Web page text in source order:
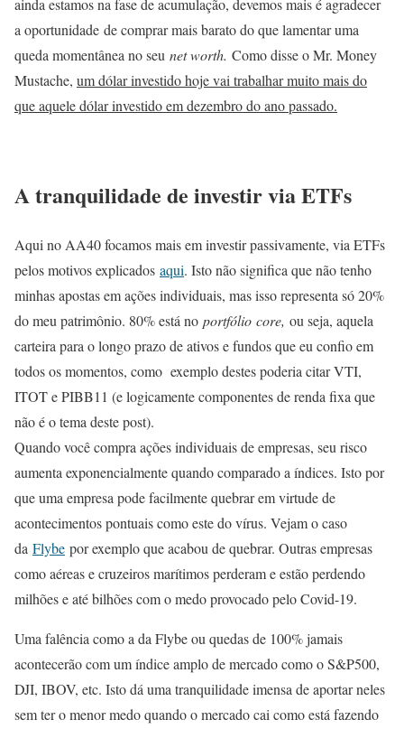
ainda estamos na fase de acumulação, devemos mais é agradecer
a oportunidade de comprar mais barato do que lamentar uma
queda momentânea no seu net worth. Como disse o Mr. Money
Mustache, um dólar investido hoje vai trabalhar muito mais do
que aquele dólar investido em dezembro do ano passado.
A tranquilidade de investir via ETFs
Aqui no AA40 focamos mais em investir passivamente, via ETFs
pelos motivos explicados aqui. Isto não significa que não tenho
minhas apostas em ações individuais, mas isso representa só 20%
do meu patrimônio. 80% está no portfólio core, ou seja, aquela
carteira para o longo prazo de ativos e fundos que eu confio em
todos os momentos, como exemplo destes poderia citar VTI,
ITOT e PIBB11 (e logicamente componentes de renda fixa que
não é o tema deste post).
Quando você compra ações individuais de empresas, seu risco
aumenta exponencialmente quando comparado a índices. Isto por
que uma empresa pode facilmente quebrar em virtude de
acontecimentos pontuais como este do vírus. Vejam o caso
da Flybe por exemplo que acabou de quebrar. Outras empresas
como aéreas e cruzeiros marítimos perderam e estão perdendo
milhões e até bilhões com o medo provocado pelo Covid-19.
Uma falência como a da Flybe ou quedas de 100% jamais
acontecerão com um índice amplo de mercado como o S&P500,
DJI, IBOV, etc. Isto dá uma tranquilidade imensa de aportar neles
sem ter o menor medo quando o mercado cai como está fazendo